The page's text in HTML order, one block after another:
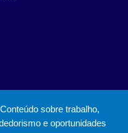
sobre trabalho,
e oportunidades